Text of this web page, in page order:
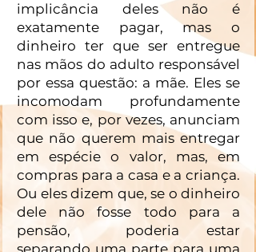
implicância deles não é
exatamente pagar, mas o
dinheiro ter que ser entregue
nas mãos do adulto responsável
por essa questão: a mãe. Eles se
incomodam profundamente
com isso e, por vezes, anunciam
que não querem mais entregar
em espécie o valor, mas, em
compras para a casa e a criança.
Ou eles dizem que, se o dinheiro
dele não fosse todo para a
pensão,  poderia estar